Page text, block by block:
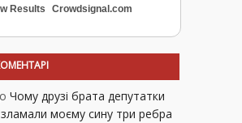
Results Crowdsignal.com
Чому друзі брата депутатки
зламали моєму сину три ребра